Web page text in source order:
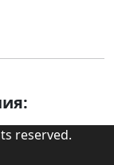
reserved.